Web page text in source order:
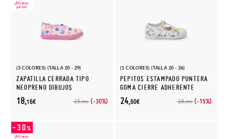
(3 COLORES) (TALLA 20 - 29)
ZAPATILLA CERRADA TIPO
NEOPRENO DIBUJOS
25,95€ (-30%)
18,16€
(1 COLORES) (TALLA 20 - 26)
PEPITOS ESTAMPADO PUNTERA
GOMA CIERRE ADHERENTE
28,95€ (-15%)
24,60€